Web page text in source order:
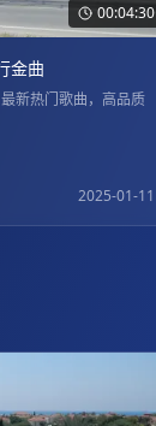
00:04:30
金曲
新热门歌曲，高品质
2025-01-11